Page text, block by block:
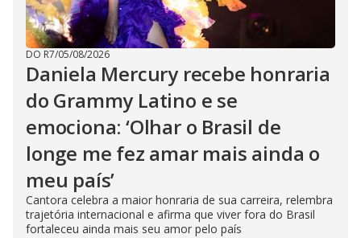
DO R7/05/08/2026
Daniela Mercury recebe honraria
do Grammy Latino e se
emociona: ‘Olhar o Brasil de
longe me fez amar mais ainda o
meu país’
Cantora celebra a maior honraria de sua carreira, relembra
trajetória internacional e afirma que viver fora do Brasil
fortaleceu ainda mais seu amor pelo país